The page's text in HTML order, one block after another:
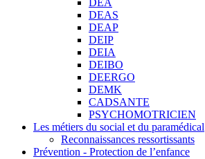
DEA
DEAS
DEAP
DEIP
DEIA
DEIBO
DEERGO
DEMK
CADSANTE
PSYCHOMOTRICIEN
Les métiers du social et du paramédical
Reconnaissances ressortissants
Prévention - Protection de l’enfance